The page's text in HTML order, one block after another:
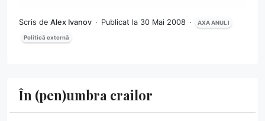
Scris de Alex Ivanov Publicat la 30 Mai 2008 AXA ANUL I
Politică externă
În (pen)umbra crailor